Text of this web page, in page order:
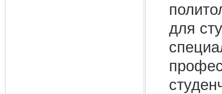
для